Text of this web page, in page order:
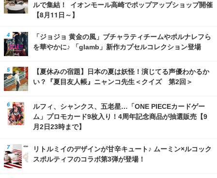
ルで集結！ イオンモール高崎でポップアップショップ開催
【8月11日～】
「ジョジョ 黄金の風」ブチャラティチームやポルナレフら
を華やかに♪ 「glamb」新作カプセルコレクション登場
【夏休みの宿題】日本の夏は妖怪！演じてる声優わかるか
い？『夏目友人帳』ニャンコ先生＜クイズ 第2回＞
ルフィ、シャンクス、五老星…「ONE PIECEカードゲー
ム」プロモカード9枚入り！4周年記念商品が抽選販売【9
月2日23時まで】
リトルミイのデザインが甘辛キュート♪ ムーミン×ルコック
スポルティフのコラボ第3弾が登場！